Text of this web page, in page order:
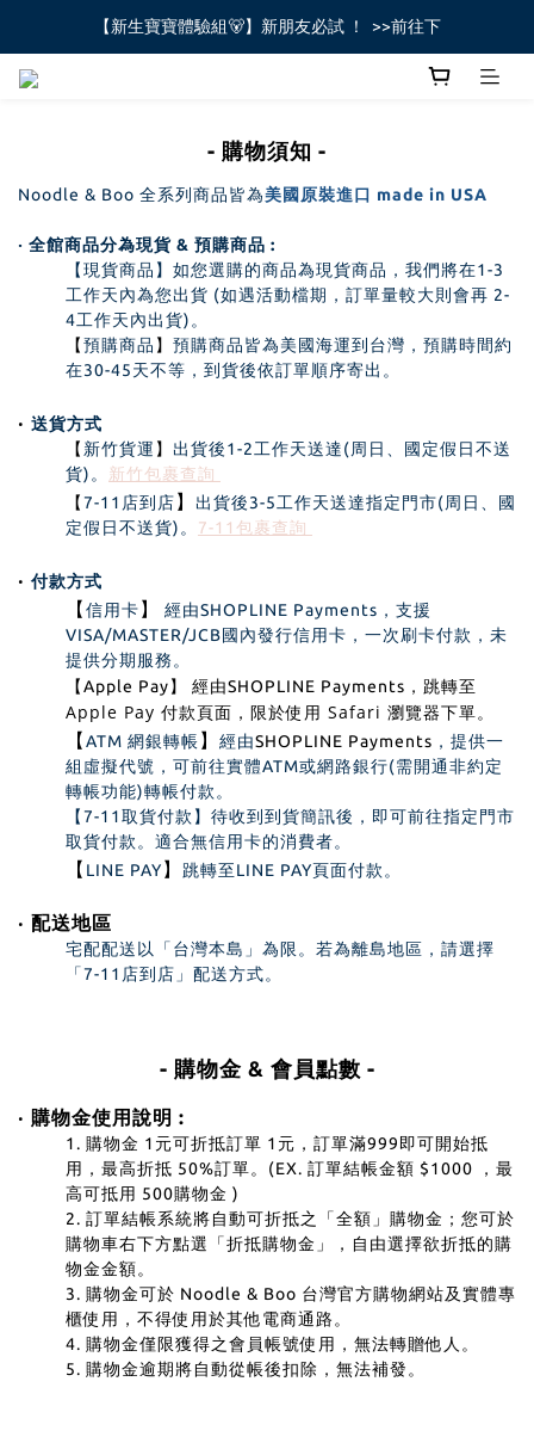
全館不限金額免運費🚚
【新生寶寶體驗組🐻】新朋友必試 ！  >>前往下
- 購物須知 -
Noodle & Boo 全系列商品皆為美國原裝進口 made in USA
‧ 全館商品分為現貨 & 預購商品 :
【現貨商品】如您選購的商品為現貨商品，我們將在1-3
工作天內為您出貨 (如遇活動檔期，訂單量較大則會再 2-
4工作天內出貨)。
【預購商品 】 預購商品皆為美國海運到台灣，預購時間約
在30-45天不等，到貨後依訂單順序寄出。
‧ 送貨方式
【 新竹貨運 】 出貨後1-2工作天送達(周日、國定假日不送
貨)。 新竹包裹查詢
【7-11店到店 】 出貨後3-5工作天送達指定門市(周日、國
定假日不送貨)。 7-11包裹查詢
‧ 付款方式
【 信用卡 】
經由SHOPLINE Payments，支援
VISA/MASTER/JCB國內發行信用卡，一次刷卡付款，未
提供分期服務。
【Apple Pay】 經由SHOPLINE Payments ， 跳轉至
Apple Pay 付款頁面，限於使用 Safari 瀏覽器下單。
【 ATM 網銀轉帳 】 經由SHOPLINE Payments ，提供一
組虛擬代號，可前往實體ATM或網路銀行(需開通非約定
轉帳功能)轉帳付款。
【7-11取貨付款 】 待收到到貨簡訊後，即可前往指定門市
取貨付款。適合無信用卡的消費者。
【 LINE PAY 】 跳轉至LINE PAY頁面付款。
‧ 配送地區
宅配配送以「台灣本島」為限。若為離島地區，請選擇
「7-11店到店」配送方式。
- 購物金 & 會員點數 -
‧ 購物金使用說明 :
1. 購物金 1元可折抵訂單 1元，訂單滿999即可開始抵
用，最高折抵 50%訂單。(EX. 訂單結帳金額 $1000 ，最
高可抵用 500購物金 )
2. 訂單結帳系統將自動可折抵之「全額」購物金；您可於
購物車右下方點選「折抵購物金」，自由選擇欲折抵的購
物金金額。
3. 購物金可於 Noodle & Boo 台灣官方購物網站及實體專
櫃使用，不得使用於其他電商通路。
4. 購物金僅限獲得之會員帳號使用，無法轉贈他人。
5. 購物金逾期將自動從帳後扣除，無法補發。